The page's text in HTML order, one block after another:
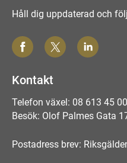
Håll dig uppdaterad och
Kontakt
Telefon växel: 08 613 45 00
Besök: Olof Palmes Gata
Postadress brev: